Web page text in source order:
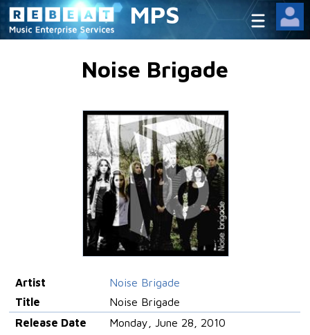
MPS
Noise Brigade
Artist
Noise Brigade
Title
Noise Brigade
Release Date
Monday, June 28, 2010